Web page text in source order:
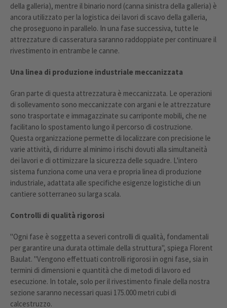
della galleria), mentre il binario nord (canna sinistra della galleria) è
ancora utilizzato per la logistica dei lavori di scavo della galleria,
che proseguono in parallelo. In una fase successiva, tutte le
attrezzature di casseratura saranno raddoppiate per continuare il
rivestimento in entrambe le canne.
Una linea di produzione industriale meccanizzata
Gran parte di questa attrezzatura è meccanizzata. Le operazioni
di sollevamento sono meccanizzate con argani e le attrezzature
sono trasportate e immagazzinate su carriponte mobili, che ne
facilitano lo spostamento lungo il percorso di costruzione.
Questa organizzazione permette di localizzare con precisione le
varie attività, di ridurre al minimo i rischi dovuti alla simultaneità
dei lavori e di ottimizzare la sicurezza delle squadre. L'intero
sistema funziona come una vera e propria linea di produzione
industriale, adattata alle specifiche esigenze logistiche di un
cantiere sotterraneo su larga scala.
Controlli di qualità rigorosi
"Ogni fase è soggetta a severi controlli di qualità, fondamentali
per garantire una durata ottimale della struttura", spiega Florent
Baulat. "Vengono effettuati controlli rigorosi in ogni fase, sia in
termini di dimensioni e quantità che di metodi di lavoro ed
esecuzione. In totale, solo per il rivestimento finale della nostra
sezione saranno necessari quasi 175.000 metri cubi di
calcestruzzo.